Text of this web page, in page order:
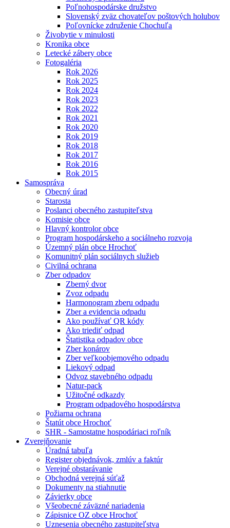
Poľnohospodárske družstvo
Slovenský zväz chovateľov poštových holubov
Poľovnícke združenie Chochuľa
Živobytie v minulosti
Kronika obce
Letecké zábery obce
Fotogaléria
Rok 2026
Rok 2025
Rok 2024
Rok 2023
Rok 2022
Rok 2021
Rok 2020
Rok 2019
Rok 2018
Rok 2017
Rok 2016
Rok 2015
Samospráva
Obecný úrad
Starosta
Poslanci obecného zastupiteľstva
Komisie obce
Hlavný kontrolor obce
Program hospodárskeho a sociálneho rozvoja
Územný plán obce Hrochoť
Komunitný plán sociálnych služieb
Civilná ochrana
Zber odpadov
Zberný dvor
Zvoz odpadu
Harmonogram zberu odpadu
Zber a evidencia odpadu
Ako používať QR kódy
Ako triediť odpad
Štatistika odpadov obce
Zber konárov
Zber veľkoobjemového odpadu
Liekový odpad
Odvoz stavebného odpadu
Natur-pack
Užitočné odkazdy
Program odpadového hospodárstva
Požiarna ochrana
Štatút obce Hrochoť
SHR - Samostatne hospodáriaci roľník
Zverejňovanie
Úradná tabuľa
Register objednávok, zmlúv a faktúr
Verejné obstarávanie
Obchodná verejná súťaž
Dokumenty na stiahnutie
Závierky obce
Všeobecné záväzné nariadenia
Zápisnice OZ obce Hrochoť
Uznesenia obecného zastupiteľstva